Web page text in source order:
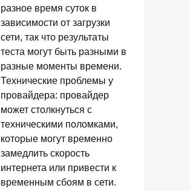
разное время суток в
зависимости от загрузки
сети, так что результаты
теста могут быть разными в
разные моменты времени.
Технические проблемы у
провайдера: провайдер
может столкнуться с
техническими поломками,
которые могут временно
замедлить скорость
интернета или привести к
временным сбоям в сети.